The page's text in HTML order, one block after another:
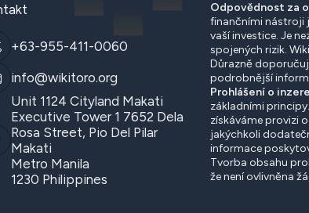
+63-955-411-0060
info@wikitoro.org
Unit 1124 Cityland Makati
Executive Tower 1 7652 Dela
Rosa Street, Pio Del Pilar
Makati
Metro Manila
1230 Philippines
Odpovědnost za
finančními nástroji
vaší investice. Je
spojených rizik.
Důrazně
podrobnější
Prohlášení o
základními
získáváme provizi
jakýchkoli
informace
Tvorba obsahu
že není ovlivněna